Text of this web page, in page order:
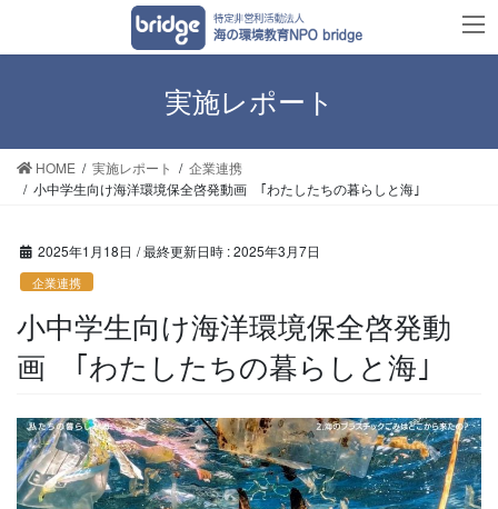
へ
ョ
実施レポート
HOME 実施レポート
企業連携
小中学生向け海洋環境保全啓発動画 ｢わたしたちの暮らしと海｣
2025年1月18日 / 最終更新日時 :2025年3月7日
企業連携
小中学生向け海洋環境保全啓発動
画 ｢わたしたちの暮らしと海｣